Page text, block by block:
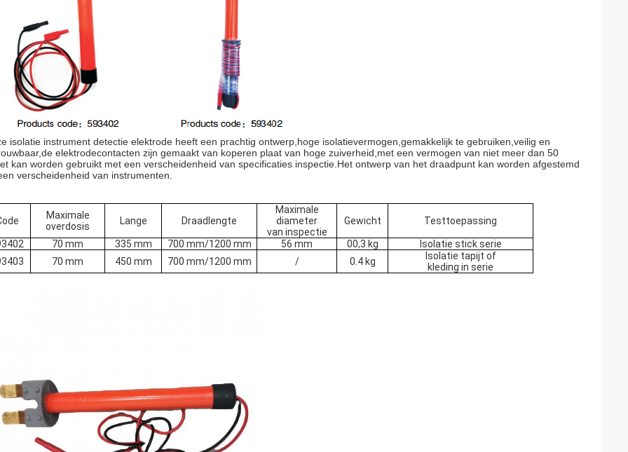
isolatie instrument detectie elektrode heeft een prachtig ontwerp hoge isolatievermogen gemakkelijk te gebruiken veilig en
,de elektrodecontacten zijn gemaakt van koperen plaat van hoge zuiverheid met een vermogen van niet meer dan 50
kan worden gebruikt met een verscheidenheid van specificaties inspectie Het ontwerp van het draadpunt kan worden afgestemd
verscheidenheid van instrumenten
Maximale
overdosis
Lange Draadlengte
Maximale
diameter
van inspectie
Gewicht Testtoepassing
70 mm 335 mm 700 mm/1200 mm 56 mm 00,3 kg
Isolatie stick serie
70 mm 450 mm 700 mm/1200 mm / 0.4 kg
Isolatie tapijt of
kleding in serie